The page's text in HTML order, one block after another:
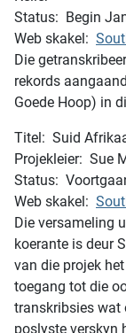
Status: Begin
Web skakel:
Die
rekords
Goede Hoop) in
Titel: Suid
Projekleier: Sue
Status:
Web skakel:
Die versameling
koerante is deur
van die projek
toegang tot die
transkribsies wat
poslyste verskyn